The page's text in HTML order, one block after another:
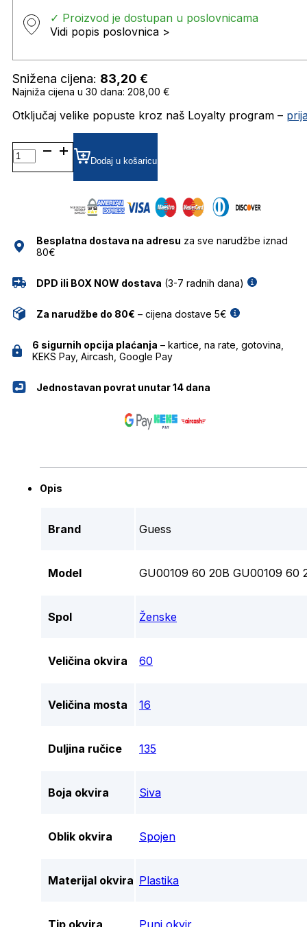
✓ Proizvod je dostupan u poslovnicama
Vidi popis poslovnica >
Snižena cijena: 83,20 €
Najniža cijena u 30 dana: 208,00 €
Otključaj velike popuste kroz naš Loyalty program –
GU00109 SUNČANE
NAOČALE
GUESS
Dodaj u košaricu
Besplatna dostava na adresu za sve narudžbe iznad
80€
DPD ili BOX NOW dostava (3-7 radnih dana)
Za narudžbe do 80€ – cijena dostave 5€
6 sigurnih opcija plaćanja – kartice, na rate, gotovina,
KEKS Pay, Aircash, Google Pay
Jednostavan povrat unutar 14 dana
Opis
Brand Guess
Model GU00109 60 20B GU00109 60
Spol Ženske
Veličina okvira 60
Veličina mosta 16
Duljina ručice 135
Boja okvira Siva
Oblik okvira Spojen
Materijal okvira Plastika